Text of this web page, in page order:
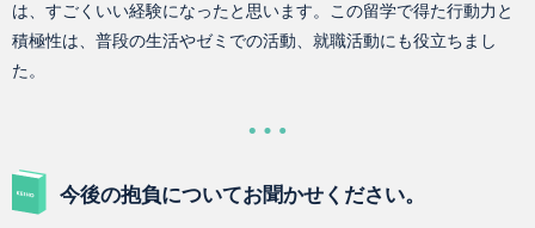
は、すごくいい経験になったと思います。この留学で得た行動力と
積極性は、普段の生活やゼミでの活動、就職活動にも役立ちまし
た。
今後の抱負についてお聞かせください。